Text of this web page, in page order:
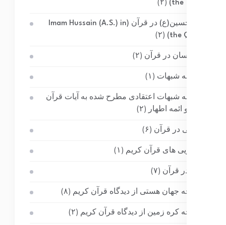
the Torah) (۲)
امام حسین(ع) در قرآن (Imam Hussain (A.S.) in
the Quran)
(۲)
بدن انسان در قرآن (۲)
پاسخ به شبهات (۱)
پاسخ به شبهات اعتقادی مطرح شده به آیات قرآن
کریم و ائمه اطهار (۲)
پزشکی در قرآن (۶)
پیشگویی های قرآن کریم (۱)
تاریخ در قرآن (۷)
تاریخچه جهان هستی از دیدگاه قرآن کریم (۸)
تاریخچه کره زمین از دیدگاه قرآن کریم (۲)